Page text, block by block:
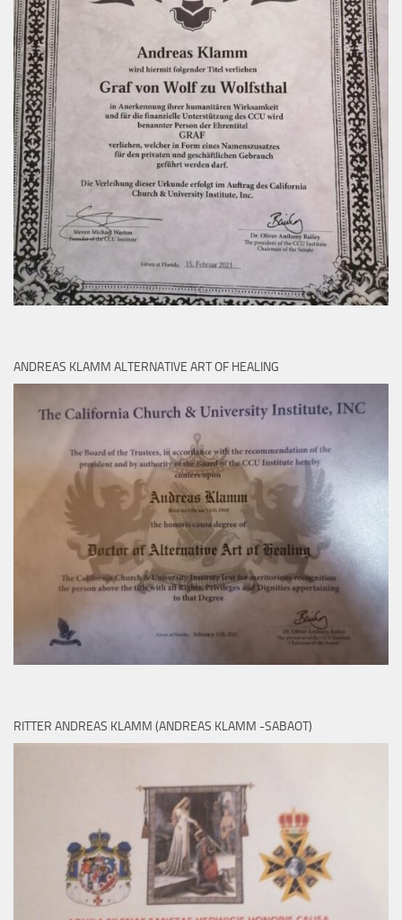
ANDREAS KLAMM ALTERNATIVE ART OF HEALING
RITTER ANDREAS KLAMM (ANDREAS KLAMM -SABAOT)